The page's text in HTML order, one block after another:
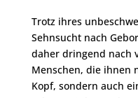
Trotz ihres
Sehnsucht nach
daher dringend nach
Menschen, die ihnen
Kopf, sondern auch